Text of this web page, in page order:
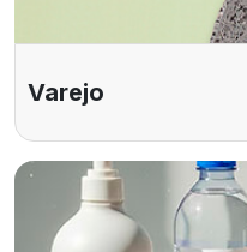
Varejo